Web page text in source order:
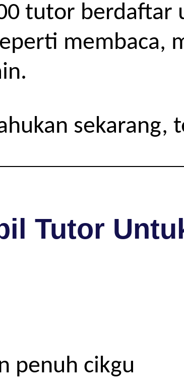
tutor berdaftar
membaca,
sekarang,
Tutor
penuh cikgu